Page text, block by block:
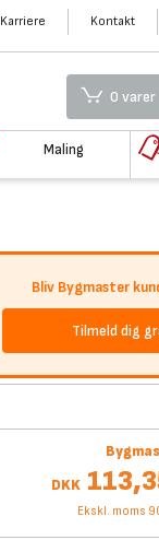
Karriere Kontakt
0 varer
Maling
Bliv Bygmaster
Tilmeld dig
DKK
Ekskl. moms